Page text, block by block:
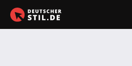
Zum
Inhalt